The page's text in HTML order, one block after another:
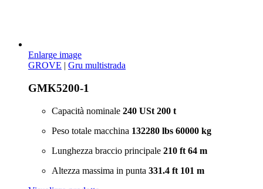
Enlarge image
GROVE | Gru multistrada
GMK5200-1
Capacità nominale 240 USt 200 t
Peso totale macchina 132280 lbs 60000 kg
Lunghezza braccio principale 210 ft 64 m
Altezza massima in punta 331.4 ft 101 m